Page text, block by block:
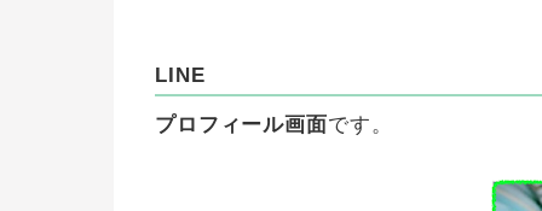
LINE
プロフィール画面です。